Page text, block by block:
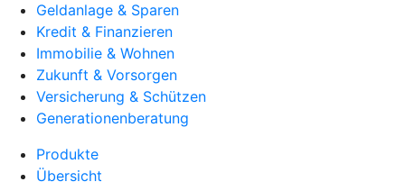
Geldanlage & Sparen
Kredit & Finanzieren
Immobilie & Wohnen
Zukunft & Vorsorgen
Versicherung & Schützen
Generationenberatung
Produkte
Übersicht